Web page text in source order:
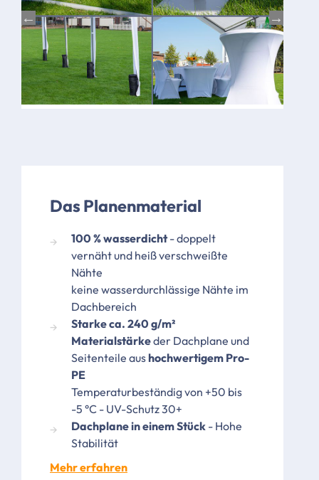
Das Planenmaterial
100 % wasserdicht- doppelt
vernäht und heiß verschweißte
Nähte
keine wasserdurchlässige Nähte im
Dachbereich
Starke ca. 240 g/m²
Materialstärkeder Dachplane und
Seitenteile aushochwertigem Pro-
PE
Temperaturbeständig von +50 bis
-5 °C - UV-Schutz 30+
Dachplane in einem Stück - Hohe
Stabilität
Mehr erfahren